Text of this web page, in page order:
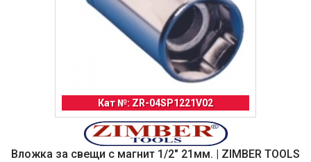
Кат №: ZR-04SP1221V02
Вложка за свещи с магнит 1/2" 21мм. | ZIMBER TOOLS